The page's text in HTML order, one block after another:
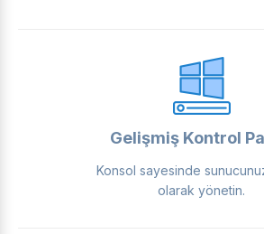
Gelişmiş Kontrol
Konsol sayesinde
olarak yönetin.